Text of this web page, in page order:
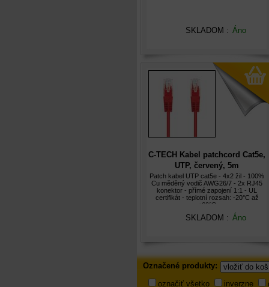
SKLADOM : Áno
C-TECH Kabel patchcord Cat5e,
UTP, červený, 5m
Patch kabel UTP cat5e - 4x2 žil - 100%
Cu měděný vodič AWG26/7 - 2x RJ45
konektor - přímé zapojení 1:1 - UL
certifikát - teplotní rozsah: -20°C až
+60°C
SKLADOM : Áno
Označené
produkty
Označené produkty:
označiť všetko
inverzne